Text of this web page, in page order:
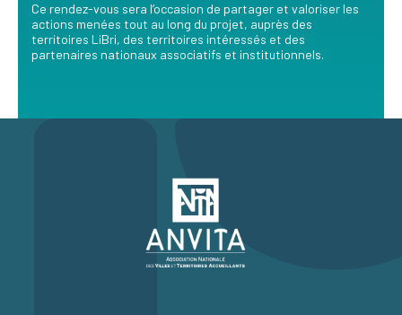
Ce rendez-vous sera l’occasion de partager et valoriser les
actions menées tout au long du projet, auprès des
territoires LiBri, des territoires intéressés et des
partenaires nationaux associatifs et institutionnels.